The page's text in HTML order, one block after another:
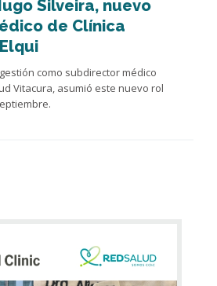
Silveira, nuevo
de Clínica
como subdirector médico
Vitacura, asumió este nuevo rol